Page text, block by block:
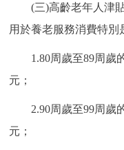
(三)高齡老年人津貼
用於養老服務消費特別
1.80周歲至89周歲的
元；
2.90周歲至99周歲的
元；